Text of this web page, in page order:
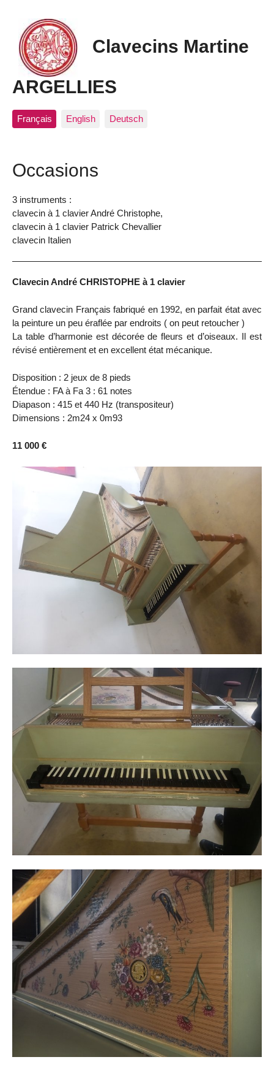
Clavecins Martine
ARGELLIES
Français English Deutsch
Occasions
3 instruments :
clavecin à 1 clavier André Christophe,
clavecin à 1 clavier Patrick Chevallier
clavecin Italien
Clavecin André CHRISTOPHE à 1 clavier
Grand clavecin Français fabriqué en 1992, en parfait état avec
la peinture un peu éraflée par endroits ( on peut retoucher )
La table d’harmonie est décorée de fleurs et d’oiseaux. Il est
révisé entièrement et en excellent état mécanique.
Disposition : 2 jeux de 8 pieds
Étendue : FA à Fa 3 : 61 notes
Diapason : 415 et 440 Hz (transpositeur)
Dimensions : 2m24 x 0m93
11 000 €